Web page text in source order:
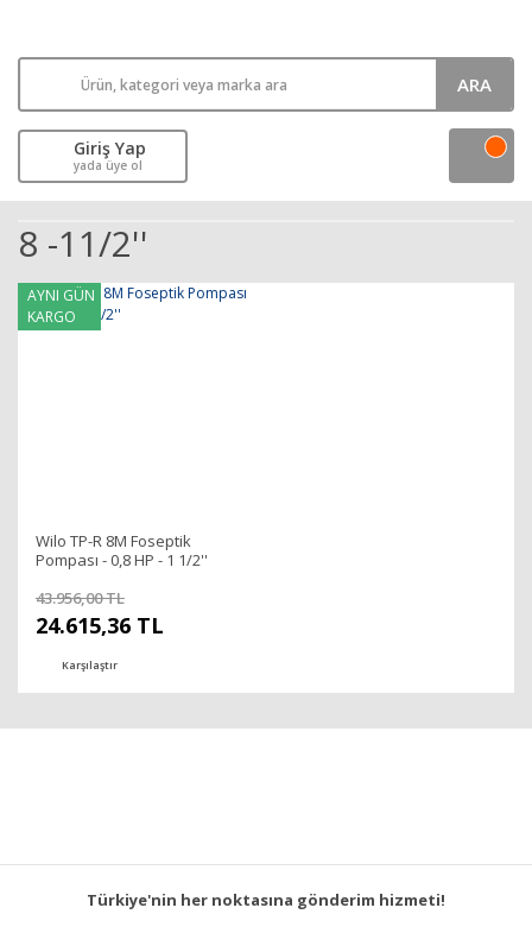
ARA
Giriş Yap
yada üye ol
8 -11/2''
AYNI GÜN
KARGO
Wilo TP-R 8M Foseptik
Pompası - 0,8 HP - 1 1/2''
43.956,00 TL
24.615,36 TL
Karşılaştır
Türkiye'nin her noktasına gönderim hizmeti!